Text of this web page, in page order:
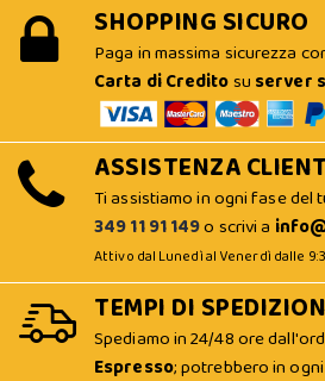
SHOPPING SICURO
Paga in massima sicurezza
Carta di Creditosu server
ASSISTENZA
Ti assistiamo in ogni fase
349 11 91 149o scrivi a
Attivo dal Lunedì al Venerdì dalle
TEMPI DI
Spediamo in 24/48 ore
Espresso; potrebbero in